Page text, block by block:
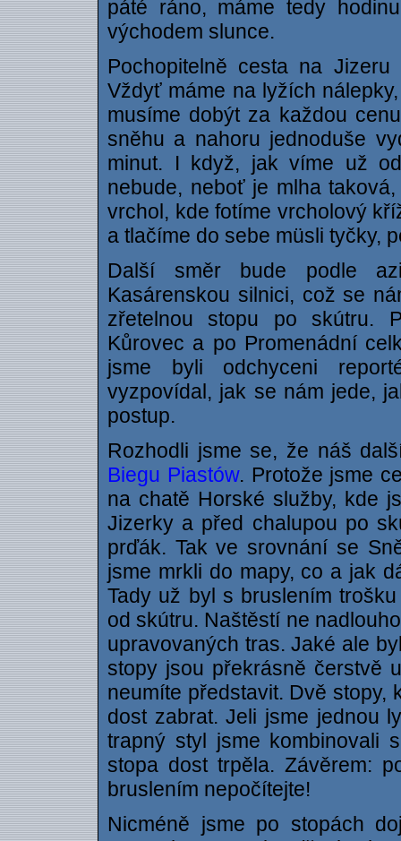
páté ráno, máme tedy
východem slunce.
Pochopitelně cesta na
Vždyť máme na lyžích
musíme dobýt za každou
sněhu a nahoru jednoduše
minut. I když, jak víme už
nebude, neboť je mlha
vrchol, kde fotíme vrcholový
a tlačíme do sebe müsli tyčky,
Další směr bude podle
Kasárenskou silnici, což se
zřetelnou stopu po skútru.
Kůrovec a po Promenádní
jsme byli odchyceni
vyzpovídal, jak se nám jede,
postup.
Rozhodli jsme se, že náš
Biegu Piastów. Protože jsme
na chatě Horské služby, kde
Jizerky a před chalupou po
prďák. Tak ve srovnání se
jsme mrkli do mapy, co a jak
Tady už byl s bruslením
od skútru. Naštěstí ne
upravovaných tras. Jaké ale
stopy jsou překrásně čerstvě
neumíte představit. Dvě stopy,
dost zabrat. Jeli jsme jednou
trapný styl jsme kombinovali
stopa dost trpěla. Závěrem:
bruslením nepočítejte!
Nicméně jsme po stopách